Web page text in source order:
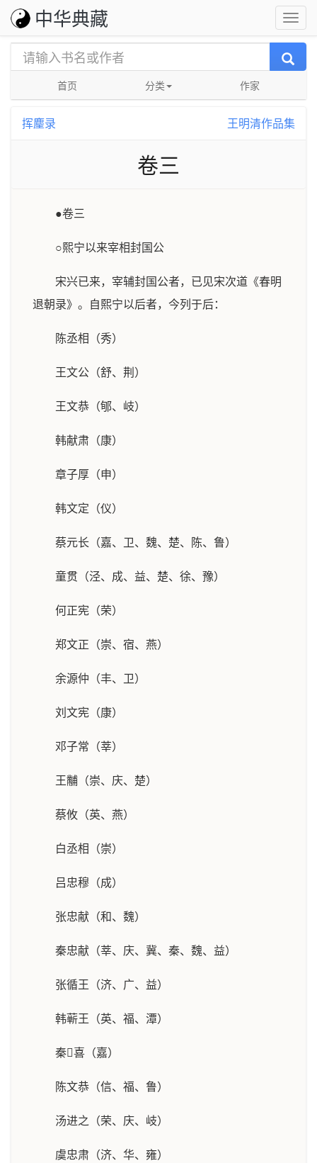
中华典藏
首页 分类 作家
挥麈录 王明清作品集
卷三
●卷三
○熙宁以来宰相封国公
宋兴已来，宰辅封国公者，已见宋次道《春明
退朝录》。自熙宁以后者，今列于后：
陈丞相（秀）
王文公（舒、荆）
王文恭（郇、岐）
韩献肃（康）
章子厚（申）
韩文定（仪）
蔡元长（嘉、卫、魏、楚、陈、鲁）
童贯（泾、成、益、楚、徐、豫）
何正宪（荣）
郑文正（崇、宿、燕）
余源仲（丰、卫）
刘文宪（康）
邓子常（莘）
王黼（崇、庆、楚）
蔡攸（英、燕）
白丞相（崇）
吕忠穆（成）
张忠献（和、魏）
秦忠献（莘、庆、冀、秦、魏、益）
张循王（济、广、益）
韩蕲王（英、福、潭）
秦喜（嘉）
陈文恭（信、福、鲁）
汤进之（荣、庆、岐）
虞忠肃（济、华、雍）